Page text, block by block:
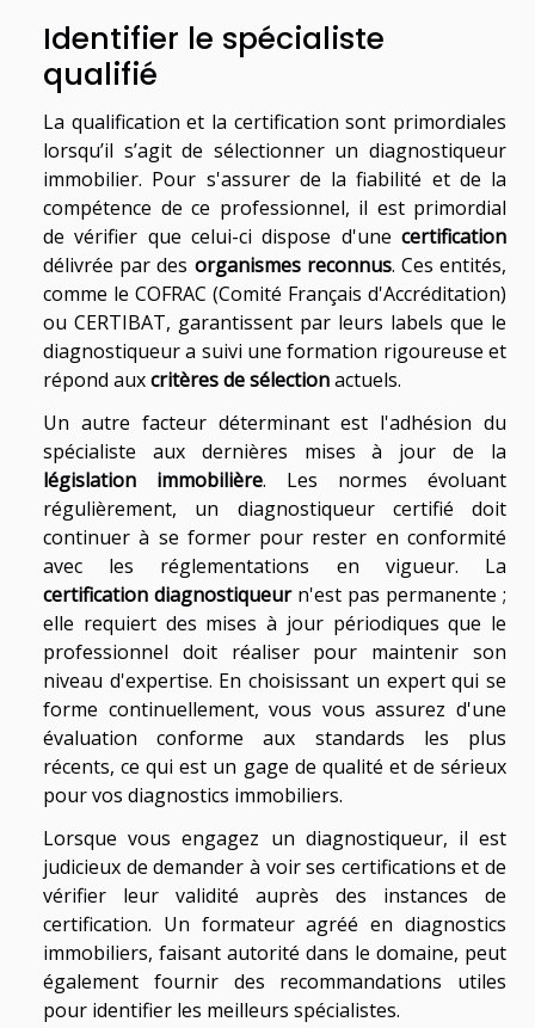
Identifier le spécialiste
qualifié
La qualification et la certification sont primordiales
lorsqu’il s’agit de sélectionner un diagnostiqueur
immobilier. Pour s'assurer de la fiabilité et de la
compétence de ce professionnel, il est primordial
de vérifier que celui-ci dispose d'une certification
délivrée par des organismes reconnus. Ces entités,
comme le COFRAC (Comité Français d'Accréditation)
ou CERTIBAT, garantissent par leurs labels que le
diagnostiqueur a suivi une formation rigoureuse et
répond auxcritères de sélectionactuels.
Un autre facteur déterminant est l'adhésion du
spécialiste aux dernières mises à jour de la
législation immobilière. Les normes évoluant
régulièrement, un diagnostiqueur certifié doit
continuer à se former pour rester en conformité
avec les réglementations en vigueur. La
certification diagnostiqueurn'est pas permanente ;
elle requiert des mises à jour périodiques que le
professionnel doit réaliser pour maintenir son
niveau d'expertise. En choisissant un expert qui se
forme continuellement, vous vous assurez d'une
évaluation conforme aux standards les plus
récents, ce qui est un gage de qualité et de sérieux
pour vos diagnostics immobiliers.
Lorsque vous engagez un diagnostiqueur, il est
judicieux de demander à voir ses certifications et de
vérifier leur validité auprès des instances de
certification. Un formateur agréé en diagnostics
immobiliers, faisant autorité dans le domaine, peut
également fournir des recommandations utiles
pour identifier les meilleurs spécialistes.